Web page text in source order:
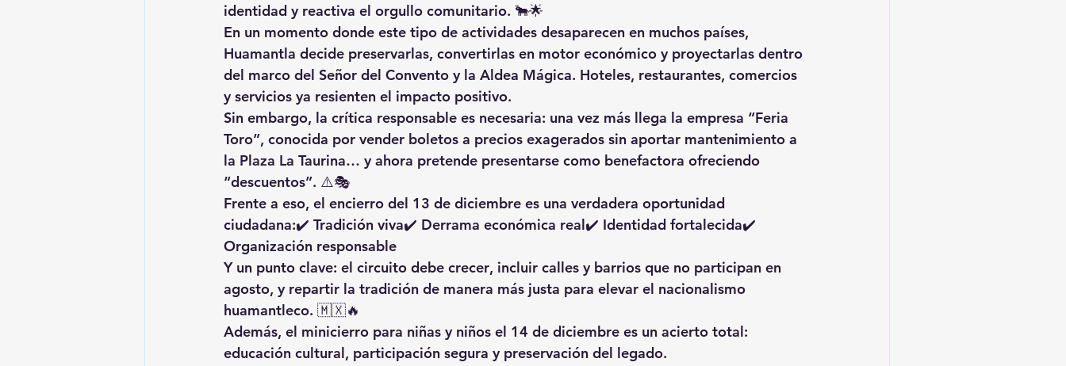
identidad y reactiva el orgullo comunitario. 🐂🌟
En un momento donde este tipo de actividades desaparecen en muchos países,
Huamantla decide preservarlas, convertirlas en motor económico y proyectarlas dentro
del marco del Señor del Convento y la Aldea Mágica. Hoteles, restaurantes, comercios
y servicios ya resienten el impacto positivo.
Sin embargo, la crítica responsable es necesaria: una vez más llega la empresa “Feria
Toro”, conocida por vender boletos a precios exagerados sin aportar mantenimiento a
la Plaza La Taurina… y ahora pretende presentarse como benefactora ofreciendo
“descuentos”. ⚠️🎭
Frente a eso, el encierro del 13 de diciembre es una verdadera oportunidad
ciudadana:✔️ Tradición viva✔️ Derrama económica real✔️ Identidad fortalecida✔️
Organización responsable
Y un punto clave: el circuito debe crecer, incluir calles y barrios que no participan en
agosto, y repartir la tradición de manera más justa para elevar el nacionalismo
huamantleco. 🇲🇽🔥
Además, el minicierro para niñas y niños el 14 de diciembre es un acierto total:
educación cultural, participación segura y preservación del legado.